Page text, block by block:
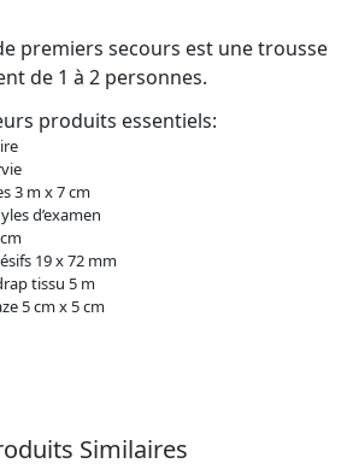
premiers secours est une trousse
de 1 à 2 personnes.
produits essentiels:
3 m x 7 cm
d’examen
19 x 72 mm
tissu 5 m
5 cm x 5 cm
Similaires